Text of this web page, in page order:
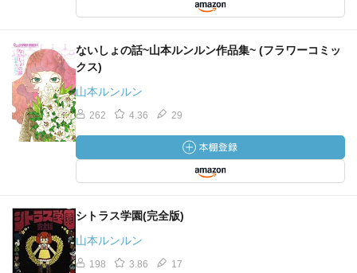
ないしょの話~山本ルンルン作品集~ (フラワーコミッ
クス)
山本ルンルン
262 4.36 29
シトラス学園(完全版)
山本ルンルン
198 3.86 17